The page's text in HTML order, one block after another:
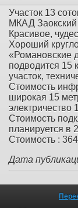
Участок 13
МКАД Заокский
Красивое,
Хороший
«Романовские
подводится
участок,
Стоимость
широкая 15
электричество
Стоимость
планируется в
Стоимость :
Дата